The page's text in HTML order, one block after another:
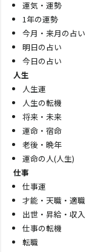
運気・運勢
1年の運勢
今月・来月の占い
明日の占い
今日の占い
人生
人生運
人生の転機
将来・未来
運命・宿命
老後・晩年
運命の人(人生)
仕事
仕事運
才能・天職・適職
出世・昇給・収入
仕事の転機
転職